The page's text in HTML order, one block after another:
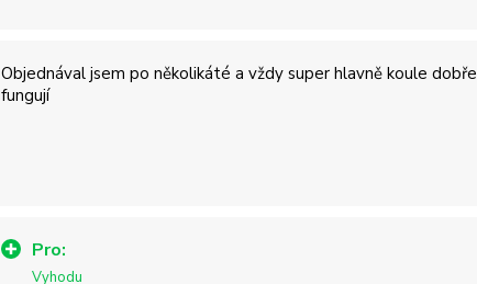
Objednával jsem po několikáté a vždy super hlavně koule dobře
fungují
Pro:
Vyhodu